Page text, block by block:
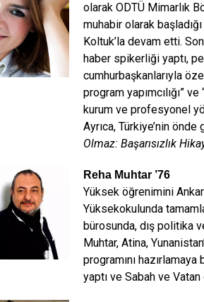
olarak ODTÜ Mimarlık
muhabir olarak
Koltuk’la devam etti.
haber spikerliği yaptı,
cumhurbaşkanlarıyla
program yapımcılığı”
kurum ve profesyonel
Ayrıca, Türkiye’nin
Olmaz: Başarısızlık
Reha Muhtar ’76
Yüksek öğrenimini
Yüksekokulunda
bürosunda, dış politika
Muhtar, Atina,
programını
yaptı ve Sabah ve